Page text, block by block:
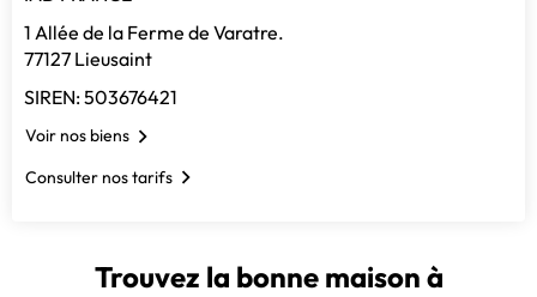
1 Allée de la Ferme de Varatre.
77127 Lieusaint
SIREN: 503676421
Voir nos biens
Consulter nos tarifs
Trouvez la bonne maison à